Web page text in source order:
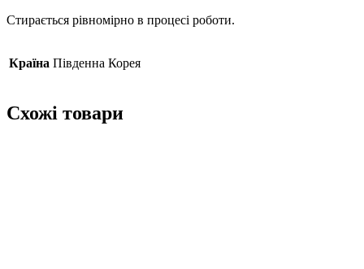
Стирається рівномірно в процесі роботи.
Країна Південна Корея
Схожі товари